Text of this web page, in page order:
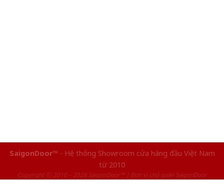
SaigonDoor™ - Hệ thống Showroom cửa hàng đầu Việt Nam
từ 2010
Copyright ⓒ 2010 – 2026 SaigonDoor™ | Đơn vị chủ quản SaigonDoor